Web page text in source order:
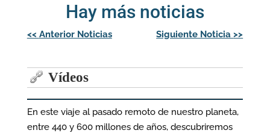
Hay más noticias
Navegación
de
<< Anterior Noticias Siguiente Noticia >>
Vídeos
En este viaje al pasado remoto de nuestro planeta,
entre 440 y 600 millones de años, descubriremos